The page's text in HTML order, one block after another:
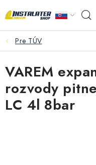
na
VEĽKOOBCHOD
AKO VYBRAŤ?
PREDAJŇA - RAKOVÁ
Pre TÚV
VAREM
rozvody
LC 4l 8bar